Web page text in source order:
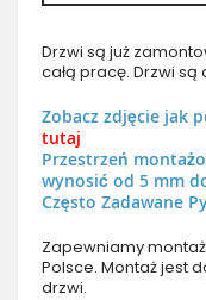
Drzwi są już
całą pracę. Drzwi
Zobacz zdjęcie jak
tutaj
Przestrzeń
wynosić od 5 mm
Często Zadawane
Zapewniamy
Polsce. Montaż jest
drzwi.